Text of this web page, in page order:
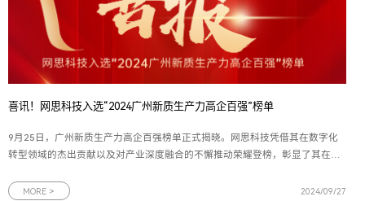
喜讯！网思科技入选“2024广州新质生产力高企百强”榜单
9月25日，广州新质生产力高企百强榜单正式揭晓。网思科技凭借其在数字化
转型领域的杰出贡献以及对产业深度融合的不懈推动荣耀登榜，彰显了其在数
高企百强企业”殊荣，此次再度入选更是对其实力与潜力的双重肯定。图为广州
MORE > 2024/09/27